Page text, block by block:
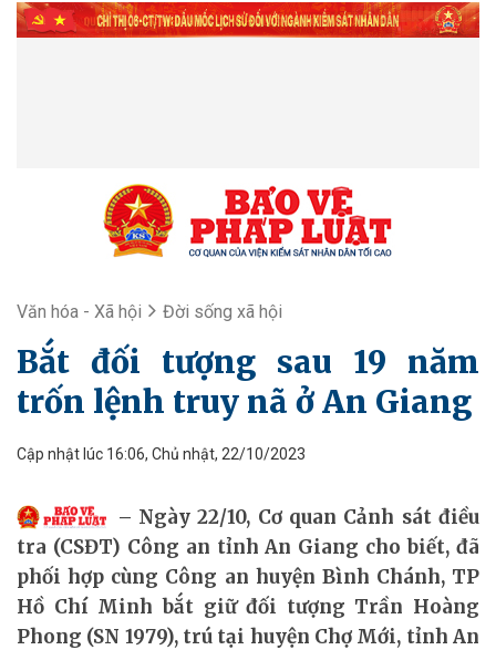
Văn hóa - Xã hội Đời sống xã hội
Bắt đối tượng sau 19 năm
trốn lệnh truy nã ở An Giang
Cập nhật lúc 16:06, Chủ nhật, 22/10/2023
Ngày 22/10, Cơ quan Cảnh sát điều
tra (CSĐT) Công an tỉnh An Giang cho biết, đã
phối hợp cùng Công an huyện Bình Chánh, TP
Hồ Chí Minh bắt giữ đối tượng Trần Hoàng
Phong (SN 1979), trú tại huyện Chợ Mới, tỉnh An